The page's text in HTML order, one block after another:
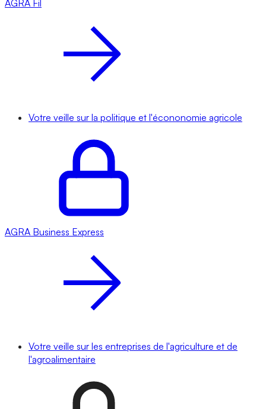
AGRA Fil
Votre veille sur la politique et l'écononomie agricole
AGRA Business Express
Votre veille sur les entreprises de l'agriculture et de
l'agroalimentaire